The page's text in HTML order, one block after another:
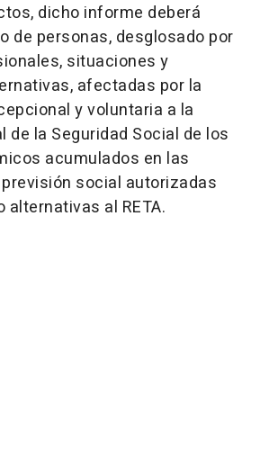
dicho informe deberá
de personas, desglosado por
situaciones y
afectadas por la
y voluntaria a la
de la Seguridad Social de los
acumulados en las
social autorizadas
al RETA.